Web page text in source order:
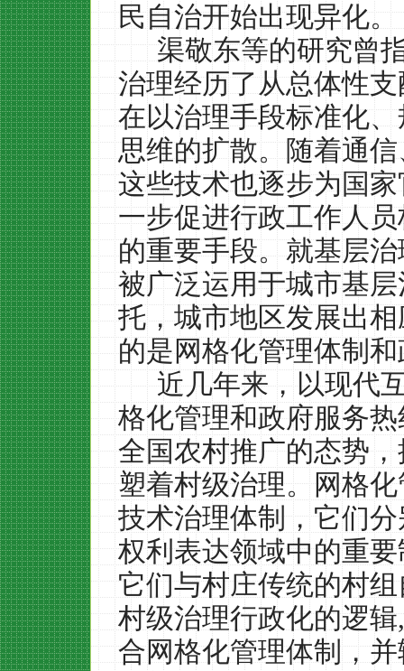
民自治开始出现异化。
渠敬东等的研究曾
治理经历了从总体性
在以治理手段标准化
思维的扩散。随着通
这些技术也逐步为国
一步促进行政工作人
的重要手段。就基层
被广泛运用于城市基
托，城市地区发展出
的是网格化管理体制
近几年来，以现代
格化管理和政府服务
全国农村推广的态势
塑着村级治理。网格
技术治理体制，它们
权利表达领域中的重
它们与村庄传统的村
村级治理行政化的逻辑,
合网格化管理体制，